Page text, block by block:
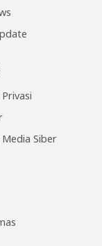
Siber